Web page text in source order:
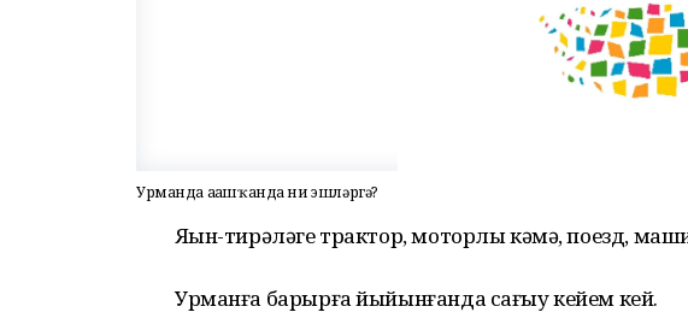
Урманда аҙашҡанда ни эшләргә?
Яҡын-тирәләге трактор, моторлы кәмә, поезд,
Урманға барырға йыйынғанда сағыу кейем кей.